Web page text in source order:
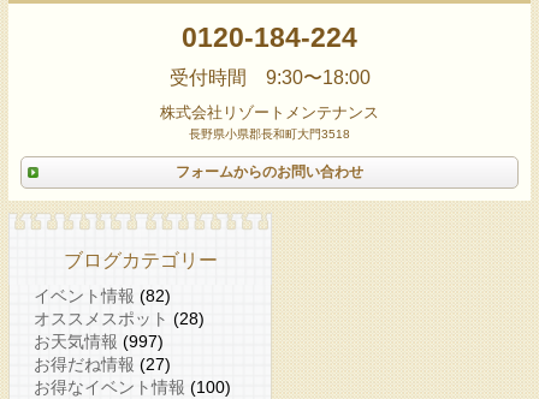
0120-184-224
受付時間 9:30〜18:00
株式会社リゾートメンテナンス
長野県小県郡長和町大門3518
フォームからのお問い合わせ
ブログカテゴリー
イベント情報 (82)
オススメスポット (28)
お天気情報 (997)
お得だね情報 (27)
お得なイベント情報 (100)